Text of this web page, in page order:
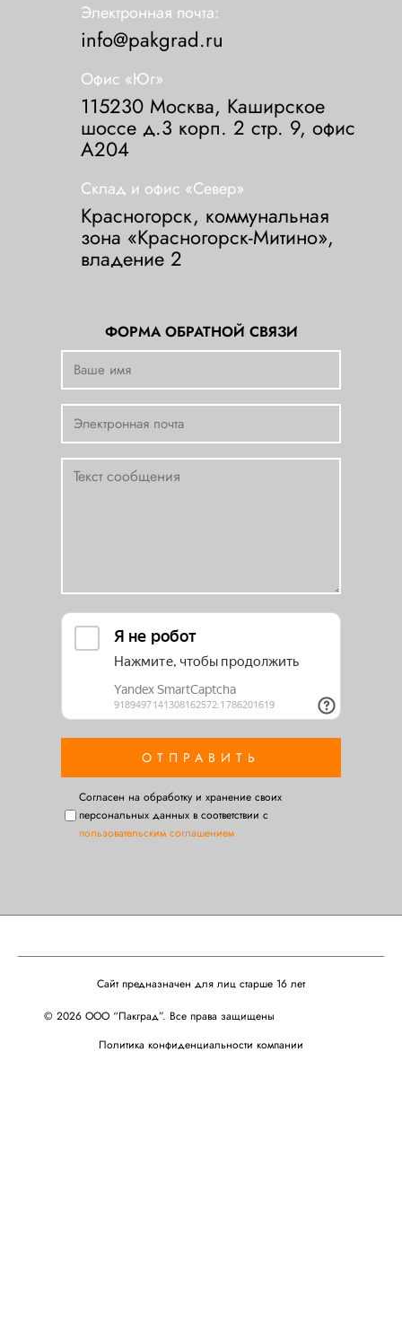
Электронная почта:
info@pakgrad.ru
Офис «Юг»
115230 Москва, Каширское
шоссе д.3 корп. 2 стр. 9, офис
А204
Склад и офис «Север»
Красногорск, коммунальная
зона «Красногорск-Митино»,
владение 2
ФОРМА ОБРАТНОЙ СВЯЗИ
Cогласен на обработку и хранение своих
персональных данных в соответствии с
пользовательским соглашением
© 2026 ООО “Пакград”. Все права защищены
Политика конфиденциальности компании
Сайт предназначен для лиц старше 16 лет